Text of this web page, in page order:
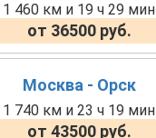
1 460 км и 19 ч 29 мин
от 36500 руб.
Москва - Орск
1 740 км и 23 ч 19 мин
от 43500 руб.